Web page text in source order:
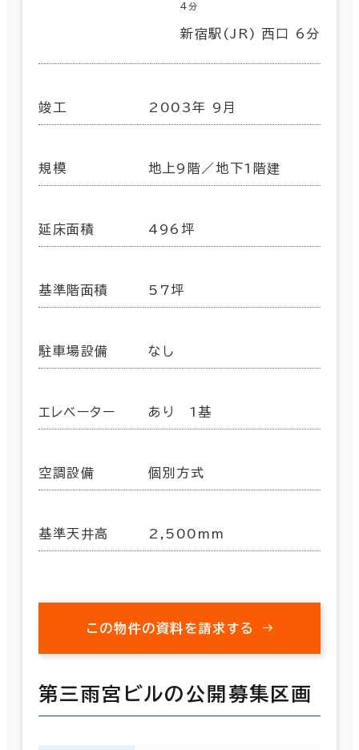
4分
新宿駅(JR) 西口 6分
竣工 2003年 9月
規模 地上9階／地下1階建
延床面積 496坪
基準階面積 57坪
駐車場設備 なし
エレベーター あり 1基
空調設備 個別方式
基準天井高 2,500mm
この物件の資料を請求する
第三雨宮ビルの公開募集区画